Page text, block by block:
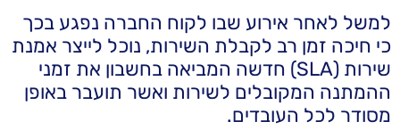
למשל לאחר אירוע שבו לקוח החברה נפגע בכך
כי חיכה זמן רב לקבלת השירות, נוכל לייצר אמנת
שירות (SLA) חדשה המביאה בחשבון את זמני
ההמתנה המקובלים לשירות ואשר תועבר באופן
מסודר לכל העובדים.